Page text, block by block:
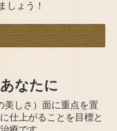
しょう！
なたに
美しさ）面に重点を置
仕上がることを目標と